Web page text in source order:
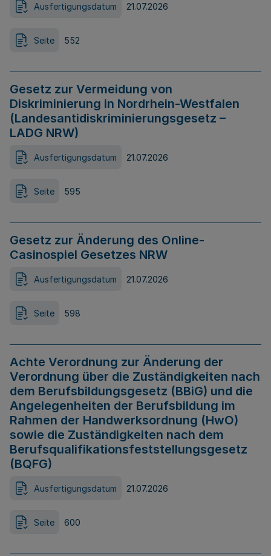
Ausfertigungsdatum 21.07.2026
Seite 552
Gesetz zur Vermeidung von
Diskriminierung in Nordrhein-Westfalen
(Landesantidiskriminierungsgesetz –
LADG NRW)
Ausfertigungsdatum 21.07.2026
Seite 595
Gesetz zur Änderung des Online-
Casinospiel Gesetzes NRW
Ausfertigungsdatum 21.07.2026
Seite 598
Achte Verordnung zur Änderung der
Verordnung über die Zuständigkeiten nach
dem Berufsbildungsgesetz (BBiG) und die
Angelegenheiten der Berufsbildung im
Rahmen der Handwerksordnung (HwO)
sowie die Zuständigkeiten nach dem
Berufsqualifikationsfeststellungsgesetz
(BQFG)
Ausfertigungsdatum 21.07.2026
Seite 600